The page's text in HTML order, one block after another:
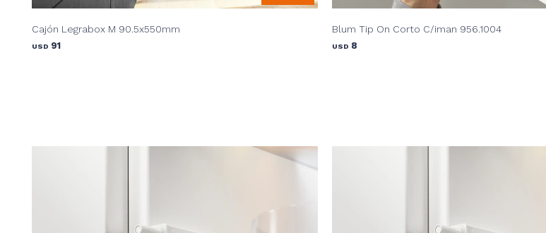
Cajón Legrabox M 90.5x550mm
USD 91
Blum Tip On Corto C/iman 956.1004
USD 8